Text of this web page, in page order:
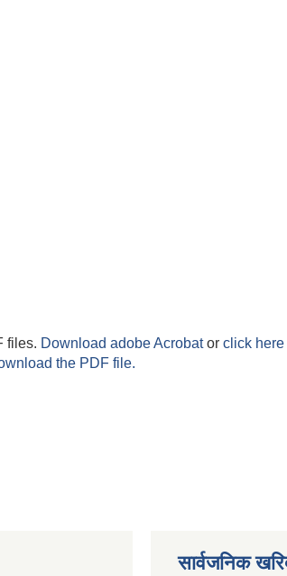
files. Download adobe Acrobator click
the PDF file.
सार्वजनिक